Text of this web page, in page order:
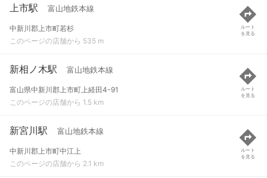
上市駅 富山地鉄本線
中新川郡上市町若杉
このページの店舗から 535 m
ルート
を見る
新相ノ木駅 富山地鉄本線
富山県中新川郡上市町上経田4-91
このページの店舗から 1.5 km
ルート
を見る
新宮川駅 富山地鉄本線
中新川郡上市町中江上
このページの店舗から 2.1 km
ルート
を見る